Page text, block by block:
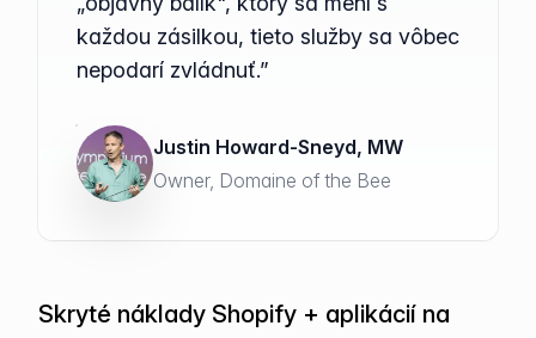
každou zásilkou, tieto služby sa vôbec
nepodarí zvládnuť.”
Justin Howard-Sneyd, MW
Owner, Domaine of the Bee
Skryté náklady Shopify + aplikácií na